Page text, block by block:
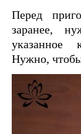
Перед
заранее,
указанное
Нужно,